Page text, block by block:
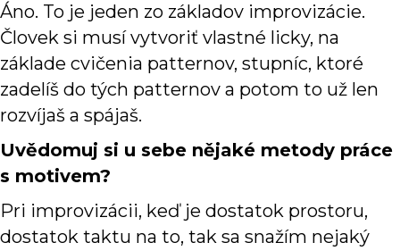
Áno. To je jeden zo základov improvizácie.
Človek si musí vytvoriť vlastné licky, na
základe cvičenia patternov, stupníc, ktoré
zadelíš do tých patternov a potom to už len
rozvíjaš a spájaš.
Uvědomuj si u sebe nějaké metody práce
s motivem?
Pri improvizácii, keď je dostatok prostoru,
dostatok taktu na to, tak sa snažím nejaký